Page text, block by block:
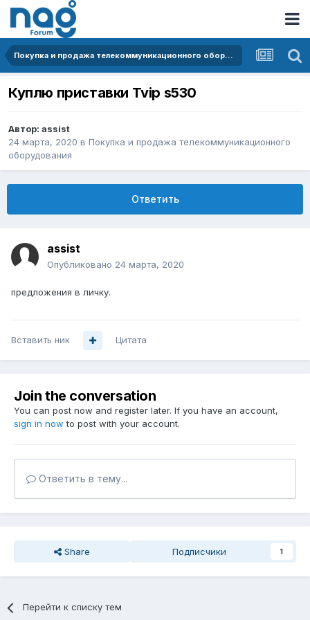
Покупка и продажа телекоммуникационного оборудования
Куплю приставки Tvip s530
Автор: assist
24 марта, 2020 в Покупка и продажа телекоммуникационного
оборудования
Ответить
assist
Опубликовано 24 марта, 2020
предложения в личку.
Вставить ник Цитата
Join the conversation
You can post now and register later. If you have an account,
sign in now to post with your account.
Ответить в тему...
Share Подписчики 1
Перейти к списку тем